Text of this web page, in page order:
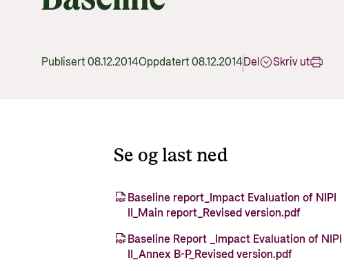
Publisert 08.12.2014Oppdatert 08.12.2014Del Skriv ut
Se og last ned
Baseline report_Impact Evaluation of NIPI
II_Main report_Revised version.pdf
Baseline Report _Impact Evaluation of NIPI
II_Annex B-P_Revised version.pdf